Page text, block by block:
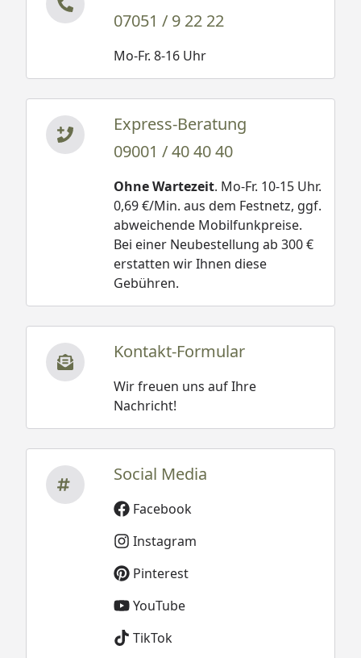
07051 / 9 22 22
Mo-Fr. 8-16 Uhr
Express-Beratung
09001 / 40 40 40
Ohne Wartezeit. Mo-Fr. 10-15 Uhr.
0,69 €/Min. aus dem Festnetz, ggf.
abweichende Mobilfunkpreise.
Bei einer Neubestellung ab 300 €
erstatten wir Ihnen diese
Gebühren.
Kontakt-Formular
Wir freuen uns auf Ihre
Nachricht!
Social Media
Facebook
Instagram
Pinterest
YouTube
TikTok